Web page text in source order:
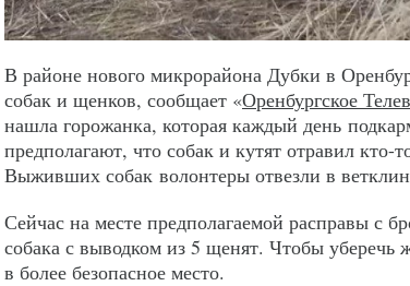
В районе нового микрорайона Дубки в
собак и щенков, сообщает «Оренбургское
нашла горожанка, которая каждый день
предполагают, что собак и кутят отравил кто-
Выживших собак волонтеры отвезли в
Сейчас на месте предполагаемой расправы с
собака с выводком из 5 щенят. Чтобы
в более безопасное место.